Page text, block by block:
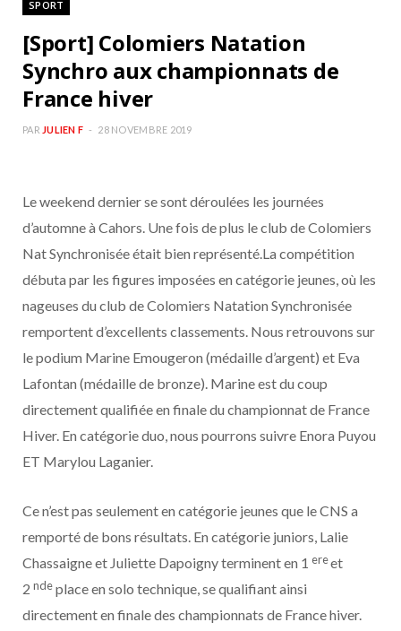
SPORT
[Sport] Colomiers Natation
Synchro aux championnats de
France hiver
PAR JULIEN F 28 NOVEMBRE 2019
Le weekend dernier se sont déroulées les journées
d’automne à Cahors. Une fois de plus le club de Colomiers
Nat Synchronisée était bien représenté.La compétition
débuta par les figures imposées en catégorie jeunes, où les
nageuses du club de Colomiers Natation Synchronisée
remportent d’excellents classements. Nous retrouvons sur
le podium Marine Emougeron (médaille d’argent) et Eva
Lafontan (médaille de bronze). Marine est du coup
directement qualifiée en finale du championnat de France
Hiver. En catégorie duo, nous pourrons suivre Enora Puyou
ET Marylou Laganier.
Ce n’est pas seulement en catégorie jeunes que le CNS a
remporté de bons résultats. En catégorie juniors, Lalie
Chassaigne et Juliette Dapoigny terminent en 1 ereet
2 ndeplace en solo technique, se qualifiant ainsi
directement en finale des championnats de France hiver.